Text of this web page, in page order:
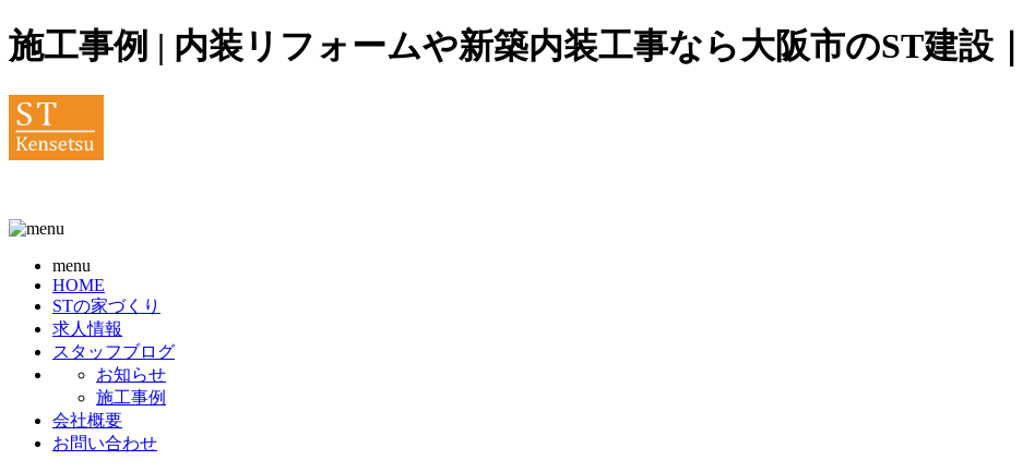
施工事例 | 内装リフォームや新築内装工事なら大阪市のST建設
menu
HOME
STの家づくり
求人情報
スタッフブログ
お知らせ
施工事例
会社概要
お問い合わせ